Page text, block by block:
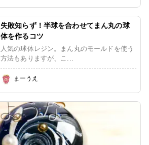
失敗知らず！半球を合わせてまん丸の球
体を作るコツ
人気の球体レジン。まん丸のモールドを使う
方法もありますが、こ...
まーうえ